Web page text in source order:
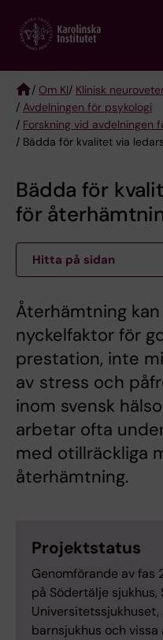
main
Breadcrumb
/ Om KI/ Klinisk
/ Avdelningen för psykologi
/ Forskning vid avdelningen
/ Bädda för kvalitet via
Bädda för
för
Hitta på sidan
Återhämtning
nyckelfaktor för
prestation, inte
av stress och
inom svensk
arbetar ofta
med otillräckliga
återhämtning.
Projektstatus
Genomförande av fas
på Södertälje sjukhus,
barnsjukhus och